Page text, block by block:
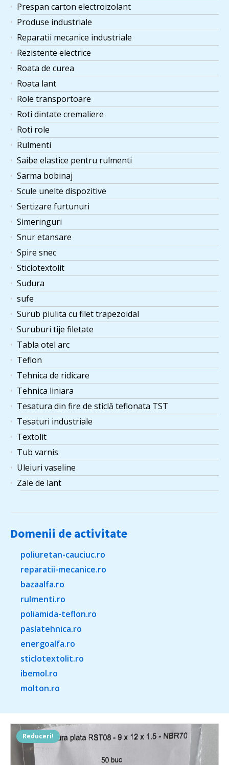
Prespan carton electroizolant
Produse industriale
Reparatii mecanice industriale
Rezistente electrice
Roata de curea
Roata lant
Role transportoare
Roti dintate cremaliere
Roti role
Rulmenti
Saibe elastice pentru rulmenti
Sarma bobinaj
Scule unelte dispozitive
Sertizare furtunuri
Simeringuri
Snur etansare
Spire snec
Sticlotextolit
Sudura
sufe
Surub piulita cu filet trapezoidal
Suruburi tije filetate
Tabla otel arc
Teflon
Tehnica de ridicare
Tehnica liniara
Tesatura din fire de sticlă teflonata TST
Tesaturi industriale
Textolit
Tub varnis
Uleiuri vaseline
Zale de lant
Domenii de activitate
poliuretan-cauciuc.ro
reparatii-mecanice.ro
bazaalfa.ro
rulmenti.ro
poliamida-teflon.ro
paslatehnica.ro
energoalfa.ro
sticlotextolit.ro
ibemol.ro
molton.ro
Reduceri!